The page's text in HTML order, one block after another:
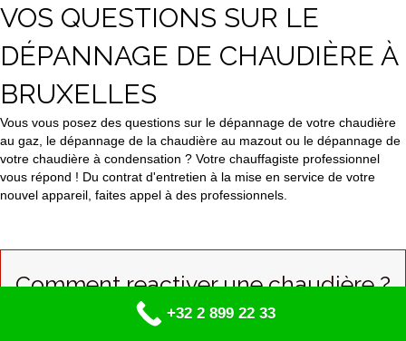
VOS QUESTIONS SUR LE
DÉPANNAGE DE CHAUDIÈRE À
BRUXELLES
Vous vous posez des questions sur le dépannage de votre chaudière
au gaz, le dépannage de la chaudière au mazout ou le dépannage de
votre chaudière à condensation ? Votre chauffagiste professionnel
vous répond ! Du contrat d'entretien à la mise en service de votre
nouvel appareil, faites appel à des professionnels.
Comment reactiver une chaudière ?
Afin de faire des économies d'énergie, vous pouvez éteindre votre
chaudière lors de vos départs en vacances ou même pendant la nuit
+32 2 899 22 33